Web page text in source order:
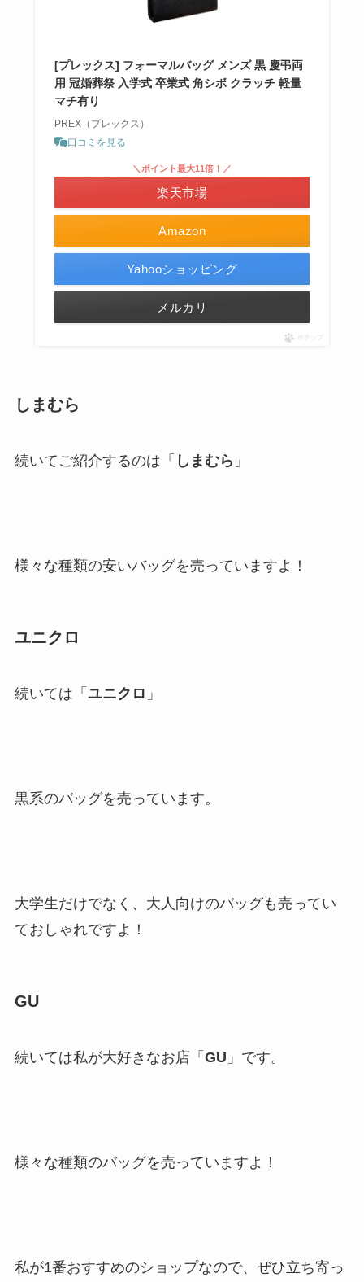
[プレックス] フォーマルバッグ メンズ 黒 慶弔両
用 冠婚葬祭 入学式 卒業式 角シボ クラッチ 軽量
マチ有り
PREX（プレックス）
口コミを見る
Amazon
＼ポイント最大11倍！／
楽天市場
Yahooショッピング
メルカリ
ポチップ
しまむら
続いてご紹介するのは「 しまむら 」
様々な種類の安いバッグを売っていますよ！
ユニクロ
続いては「 ユニクロ 」
黒系のバッグを売っています。
大学生だけでなく、大人向けのバッグも売ってい
ておしゃれですよ！
GU
続いては私が大好きなお店「 GU 」です。
様々な種類のバッグを売っていますよ！
私が1番おすすめのショップなので、ぜひ立ち寄っ